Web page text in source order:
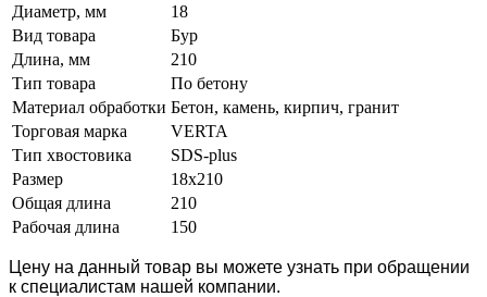
Диаметр, мм
18
Вид товара
Бур
Длина, мм
210
Тип товара
По бетону
Материал обработки Бетон, камень, кирпич, гранит
Торговая марка
VERTA
Тип хвостовика
SDS-plus
Размер
18х210
Общая длина
210
Рабочая длина
150
Цену на данный товар вы можете узнать при обращении
к специалистам нашей компании.